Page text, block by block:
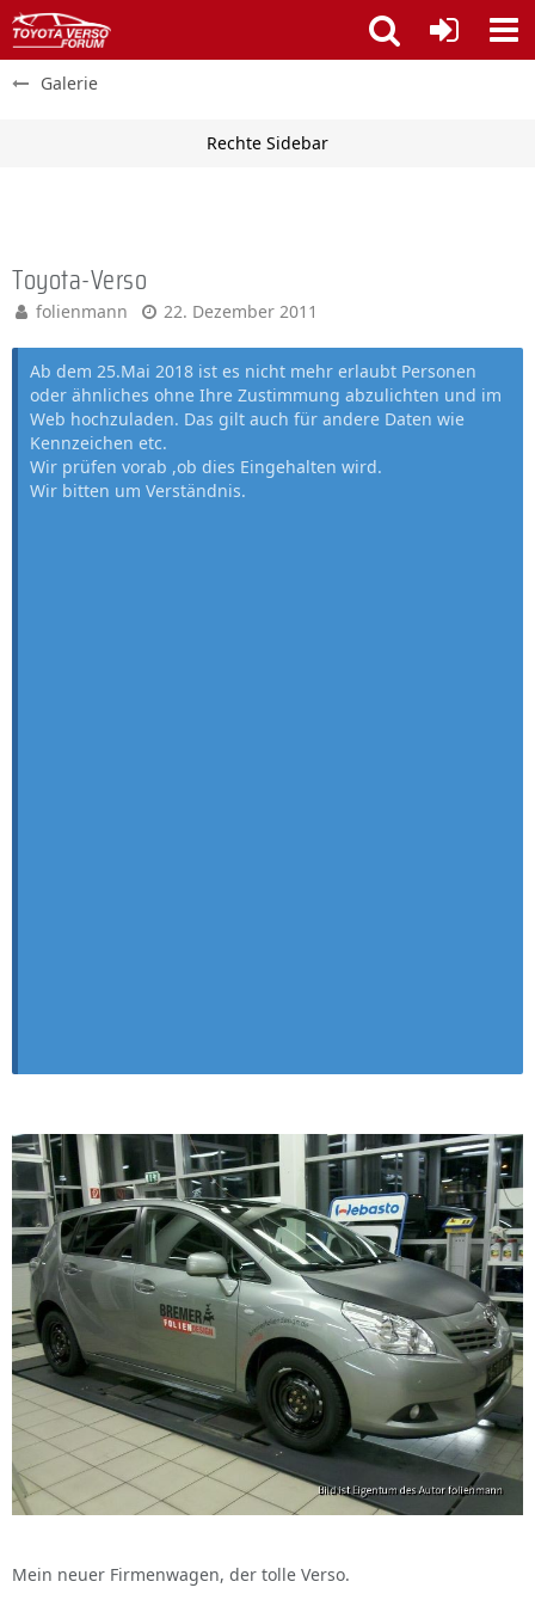
Galerie
Toyota-Verso
folienmann 22. Dezember 2011
Ab dem 25.Mai 2018 ist es nicht mehr erlaubt Personen
oder ähnliches ohne Ihre Zustimmung abzulichten und im
Web hochzuladen. Das gilt auch für andere Daten wie
Kennzeichen etc.
Wir prüfen vorab ,ob dies Eingehalten wird.
Wir bitten um Verständnis.
Mein neuer Firmenwagen, der tolle Verso.